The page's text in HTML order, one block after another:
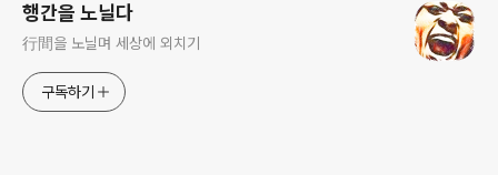
행간을 노닐다
行間을 노닐며 세상에 외치기
구독하기